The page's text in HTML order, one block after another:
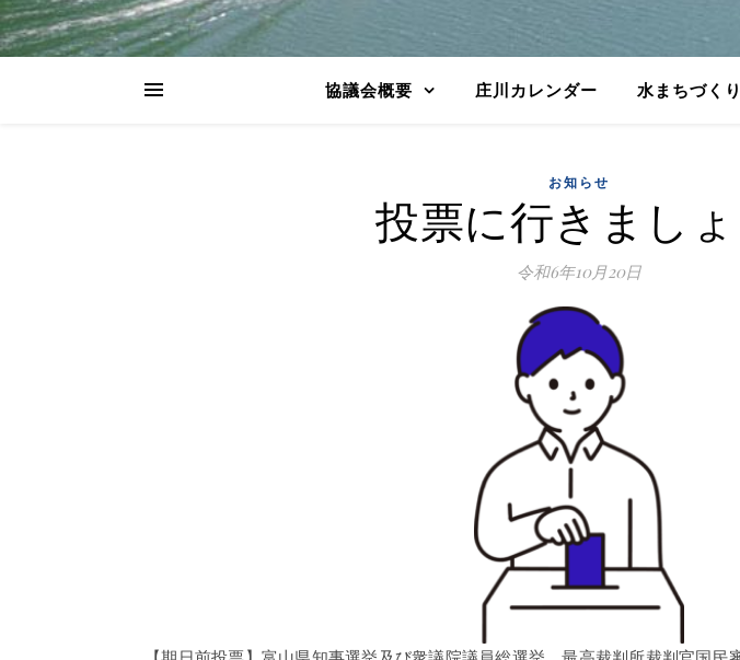
協議会概要 庄川カレンダー 水まちづくり
お知らせ
投票に行きましょ
令和6年10月20日